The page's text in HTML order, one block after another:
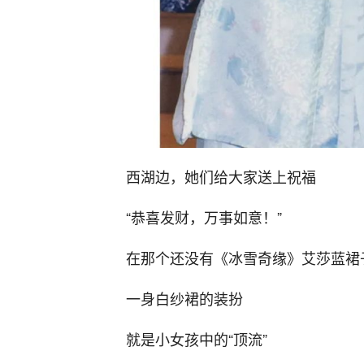
西湖边，她们给大家送上祝福
“恭喜发财，万事如意！”
在那个还没有《冰雪奇缘》艾莎蓝
一身白纱裙的装扮
就是小女孩中的“顶流”